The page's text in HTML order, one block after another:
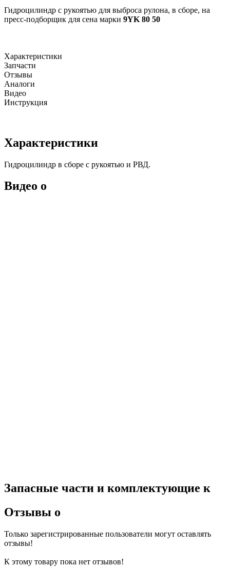
Гидроцилиндр с рукоятью для выброса рулона, в сборе, на
пресс-подборщик для сена марки 9YK 80 50
Характеристики
Запчасти
Отзывы
Аналоги
Видео
Инструкция
Характеристики
Гидроцилиндр в сборе с рукоятью и РВД.
Видео о
Запасные части и комплектующие к
Отзывы о
Только зарегистрированные пользователи могут оставлять
отзывы!
К этому товару пока нет отзывов!